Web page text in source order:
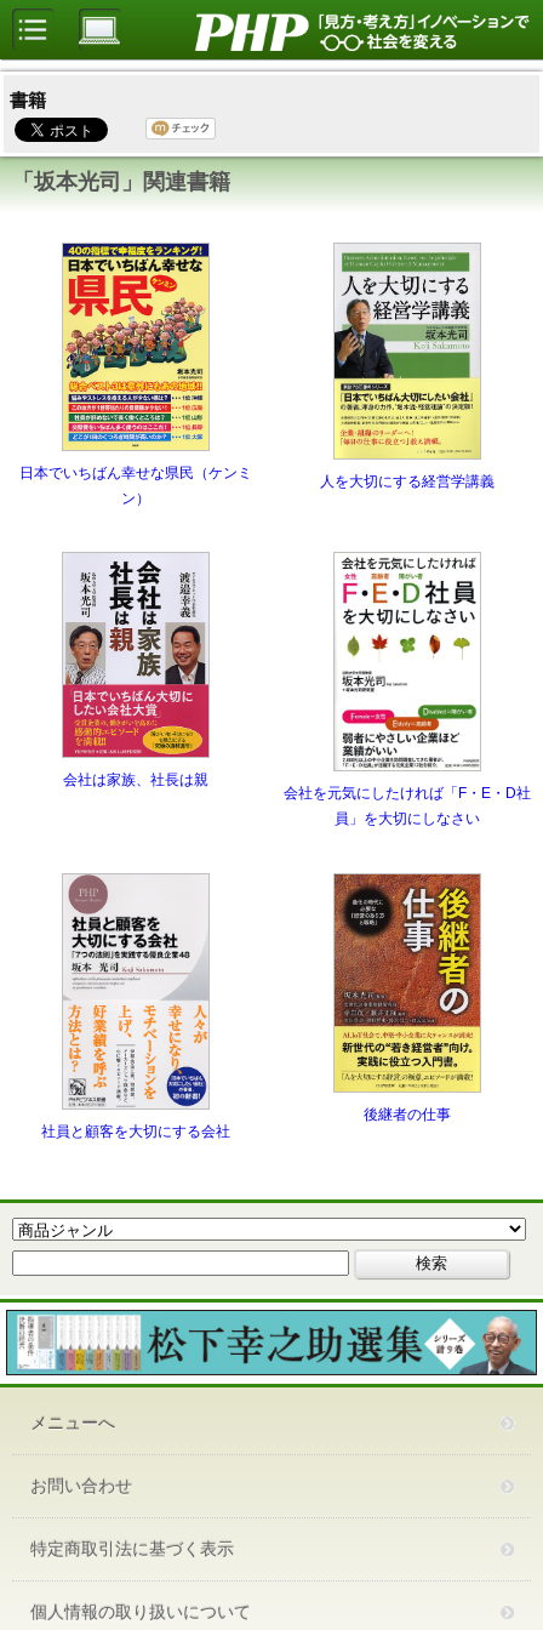
書籍
「坂本光司」関連書籍
日本でいちばん幸せな県民（ケンミ
ン）
人を大切にする経営学講義
会社は家族、社長は親
会社を元気にしたければ「F・E・D社
員」を大切にしなさい
社員と顧客を大切にする会社
後継者の仕事
メニューへ
お問い合わせ
特定商取引法に基づく表示
個人情報の取り扱いについて